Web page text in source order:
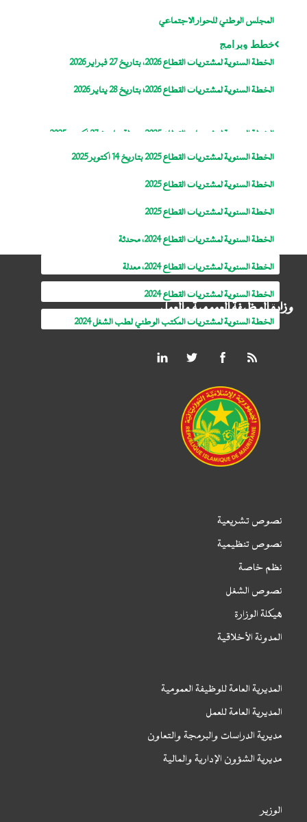
المجلس الوطني للحوار الاجتماعي
خطط وبرامج
الخطة السنوية لمشتريات القطاع 2026، بتاريخ 27 فبراير 2026
الخطة السنوية لمشتريات القطاع 2026؛ بتاريخ 28 يناير 2026
الخطة السنوية لمشتريات القطاع 2025، معدلة بتاريخ 27 اكتوبر 2025
الخطة السنوية لمشتريات القطاع 2025 بتاريخ 14 اكتوبر 2025
الخطة السنوية لمشتريات القطاع 2025
الخطة السنوية لمشتريات القطاع 2025
الخطة السنوية لمشتريات القطاع 2024، محدثة
الخطة السنوية لمشتريات القطاع 2024، معدلة
الخطة السنوية لمشتريات القطاع 2024
الخطة السنوية لمشتريات المكتب الوطني لطب الشغل 2024
وزارة الوظيفة العمومية والعمل
نصوص تشريعية
نصوص تنظيمية
نظم خاصة
نصوص الشغل
هيكلة الوزارة
المدونة الأخلاقية
المديرية العامة للوظيفة العمومية
المديرية العامة للعمل
مديرية الدراسات والبرمجة والتعاون
مديرية الشؤون الإدارية والمالية
الوزير